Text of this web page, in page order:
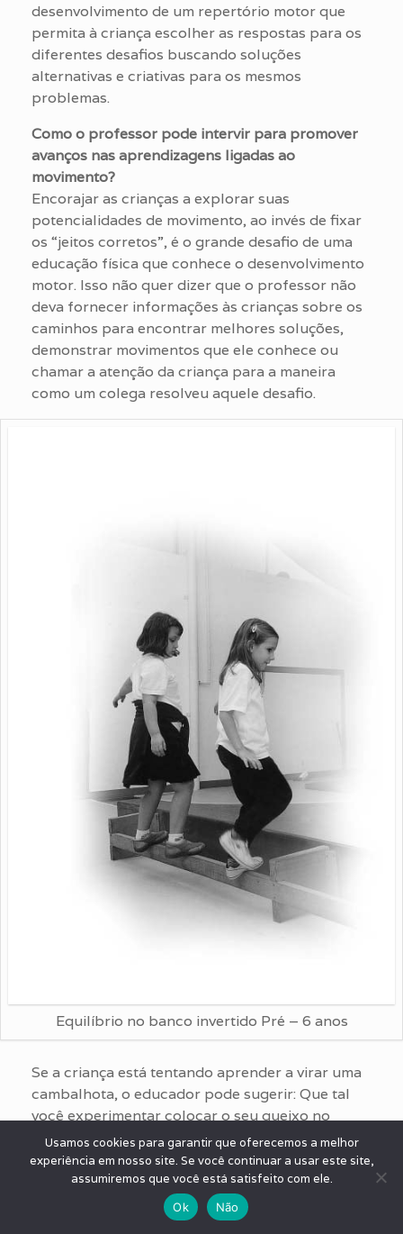
desenvolvimento de um repertório motor que
permita à criança escolher as respostas para os
diferentes desafios buscando soluções
alternativas e criativas para os mesmos
problemas.
Como o professor pode intervir para promover
avanços nas aprendizagens ligadas ao
movimento?
Encorajar as crianças a explorar suas
potencialidades de movimento, ao invés de fixar
os “jeitos corretos”, é o grande desafio de uma
educação física que conhece o desenvolvimento
motor. Isso não quer dizer que o professor não
deva fornecer informações às crianças sobre os
caminhos para encontrar melhores soluções,
demonstrar movimentos que ele conhece ou
chamar a atenção da criança para a maneira
como um colega resolveu aquele desafio.
Equilíbrio no banco invertido Pré – 6 anos
Se a criança está tentando aprender a virar uma
cambalhota, o educador pode sugerir: Que tal
você experimentar colocar o seu queixo no
peito, abaixar bem a cabeça? Observe os objetos
que rolam, que tal tentar enrolar o corpo como
uma bola, será que não é mais fácil? Você está
usando os braços? São questões que o educador
pode colocar ao aluno para que ele encontre
Usamos cookies para garantir que oferecemos a melhor
experiência em nosso site. Se você continuar a usar este site,
assumiremos que você está satisfeito com ele.
Ok Não